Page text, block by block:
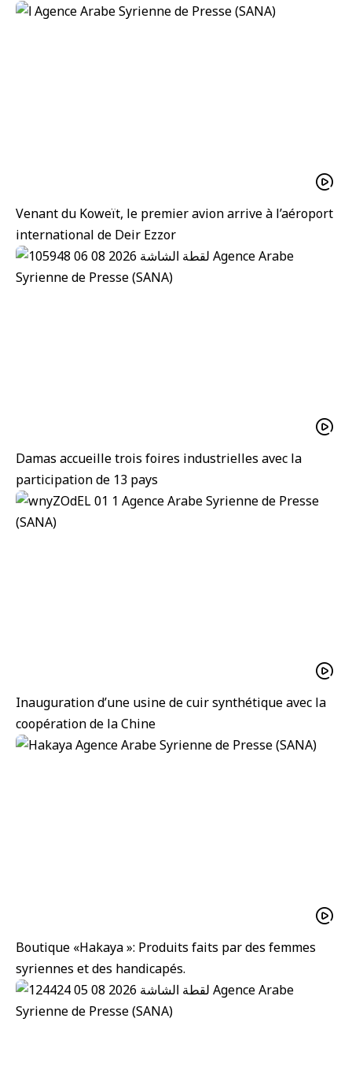
Venant du Koweït, le premier avion arrive à l’aéroport
international de Deir Ezzor
Damas accueille trois foires industrielles avec la
participation de 13 pays
Inauguration d’une usine de cuir synthétique avec la
coopération de la Chine
Boutique «Hakaya »: Produits faits par des femmes
syriennes et des handicapés.